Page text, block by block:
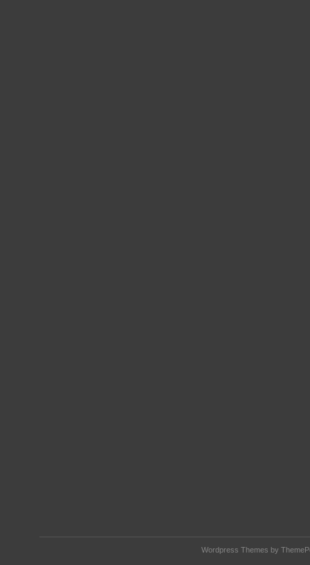
Wordpress Themes by